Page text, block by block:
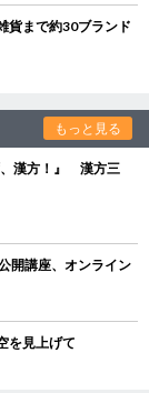
貨まで約30ブランド
もっと見る
、漢方！』 漢方三
開講座、オンライン
を見上げて